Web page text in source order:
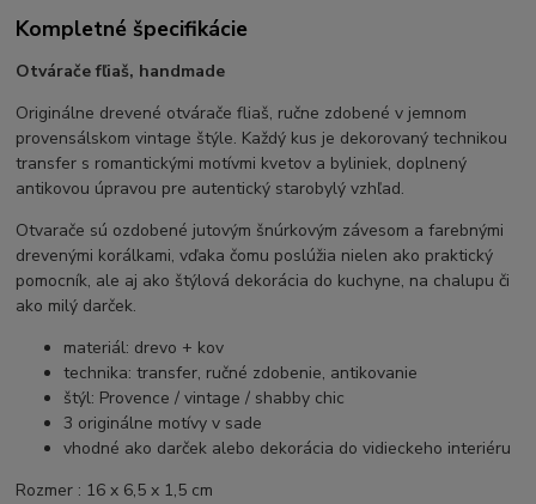
Kompletné špecifikácie
Otvárače fľiaš, handmade
Originálne drevené otvárače fliaš, ručne zdobené v jemnom
provensálskom vintage štýle. Každý kus je dekorovaný technikou
transfer s romantickými motívmi kvetov a byliniek, doplnený
antikovou úpravou pre autentický starobylý vzhľad.
Otvarače sú ozdobené jutovým šnúrkovým závesom a farebnými
drevenými korálkami, vďaka čomu poslúžia nielen ako praktický
pomocník, ale aj ako štýlová dekorácia do kuchyne, na chalupu či
ako milý darček.
materiál: drevo + kov
technika: transfer, ručné zdobenie, antikovanie
štýl: Provence / vintage / shabby chic
3 originálne motívy v sade
vhodné ako darček alebo dekorácia do vidieckeho interiéru
Rozmer : 16 x 6,5 x 1,5 cm